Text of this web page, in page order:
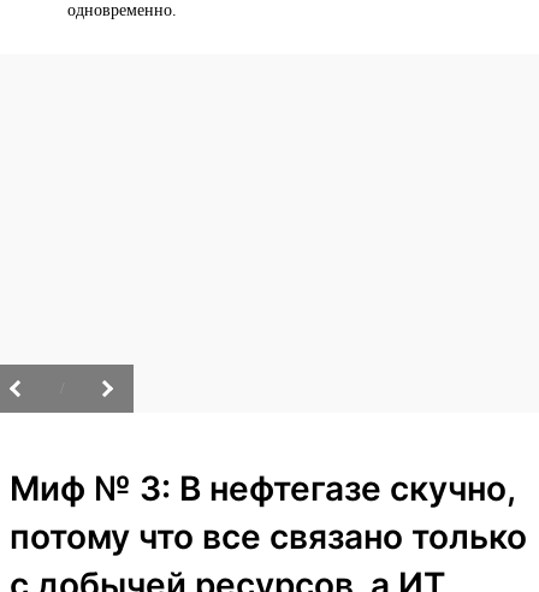
одновременно.
Миф № 3: В нефтегазе скучно,
потому что все связано только